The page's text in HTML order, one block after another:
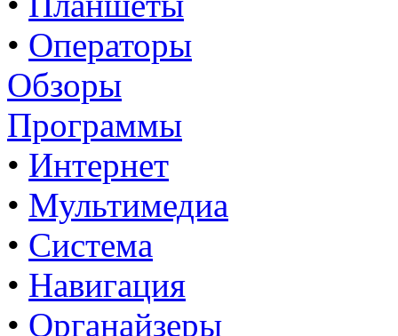
• Операторы
Обзоры
Программы
• Интернет
• Мультимедиа
• Система
• Навигация
• Органайзеры